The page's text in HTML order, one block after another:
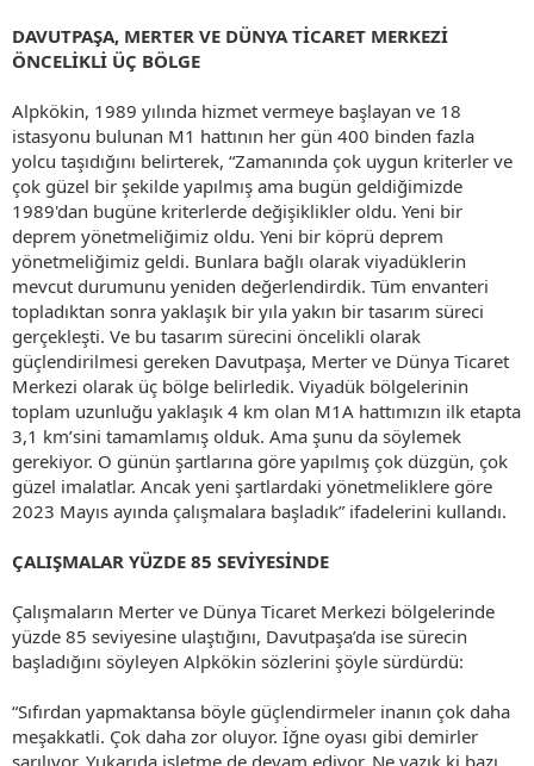
DAVUTPAŞA, MERTER VE DÜNYA TİCARET MERKEZİ
ÖNCELİKLİ ÜÇ BÖLGE
Alpkökin, 1989 yılında hizmet vermeye başlayan ve 18
istasyonu bulunan M1 hattının her gün 400 binden fazla
yolcu taşıdığını belirterek, “Zamanında çok uygun kriterler ve
çok güzel bir şekilde yapılmış ama bugün geldiğimizde
1989'dan bugüne kriterlerde değişiklikler oldu. Yeni bir
deprem yönetmeliğimiz oldu. Yeni bir köprü deprem
yönetmeliğimiz geldi. Bunlara bağlı olarak viyadüklerin
mevcut durumunu yeniden değerlendirdik. Tüm envanteri
topladıktan sonra yaklaşık bir yıla yakın bir tasarım süreci
gerçekleşti. Ve bu tasarım sürecini öncelikli olarak
güçlendirilmesi gereken Davutpaşa, Merter ve Dünya Ticaret
Merkezi olarak üç bölge belirledik. Viyadük bölgelerinin
toplam uzunluğu yaklaşık 4 km olan M1A hattımızın ilk etapta
3,1 km’sini tamamlamış olduk. Ama şunu da söylemek
gerekiyor. O günün şartlarına göre yapılmış çok düzgün, çok
güzel imalatlar. Ancak yeni şartlardaki yönetmeliklere göre
2023 Mayıs ayında çalışmalara başladık” ifadelerini kullandı.
ÇALIŞMALAR YÜZDE 85 SEVİYESİNDE
Çalışmaların Merter ve Dünya Ticaret Merkezi bölgelerinde
yüzde 85 seviyesine ulaştığını, Davutpaşa’da ise sürecin
başladığını söyleyen Alpkökin sözlerini şöyle sürdürdü:
“Sıfırdan yapmaktansa böyle güçlendirmeler inanın çok daha
meşakkatli. Çok daha zor oluyor. İğne oyası gibi demirler